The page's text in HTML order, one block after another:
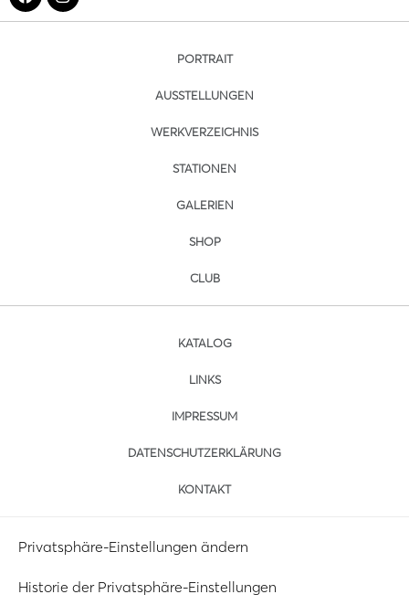
PORTRAIT
AUSSTELLUNGEN
WERKVERZEICHNIS
STATIONEN
GALERIEN
SHOP
CLUB
KATALOG
LINKS
IMPRESSUM
DATENSCHUTZERKLÄRUNG
KONTAKT
Privatsphäre-Einstellungen ändern
Historie der Privatsphäre-Einstellungen